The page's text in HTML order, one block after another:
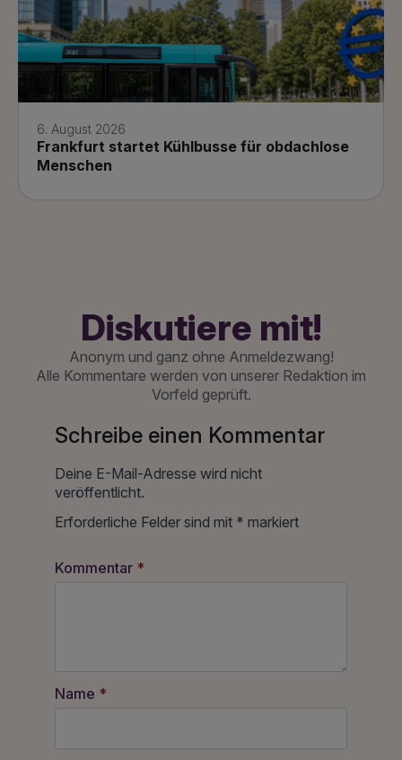
6. August 2026
Frankfurt startet Kühlbusse für obdachlose
Menschen
Diskutiere mit!
Anonym und ganz ohne Anmeldezwang!
Alle Kommentare werden von unserer Redaktion im
Vorfeld geprüft.
Schreibe einen Kommentar
Deine E-Mail-Adresse wird nicht
veröffentlicht.
Erforderliche Felder sind mit * markiert
Kommentar *
Name *